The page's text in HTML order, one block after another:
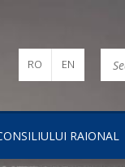
RAIONAL
RO EN